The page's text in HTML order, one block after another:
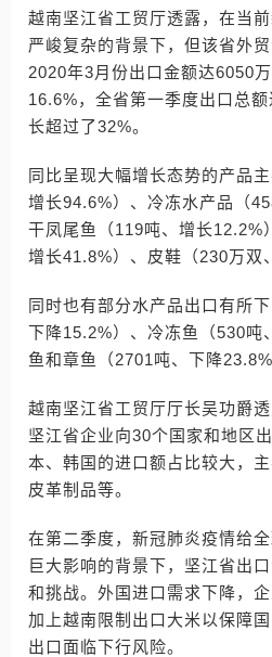
越南坚江省工贸厅透露，在当
严峻复杂的背景下，但该省外
2020年3月份出口金额达6050
16.6%，全省第一季度出口总
长超过了32%。
同比呈现大幅增长态势的产品
增长94.6%）、冷冻水产品（
干凤尾鱼（119吨、增长12.2%
增长41.8%）、皮鞋（230万双
同时也有部分水产品出口有所
下降15.2%）、冷冻鱼（530吨
鱼和章鱼（2701吨、下降23.8%
越南坚江省工贸厅厅长吴功爵
坚江省企业向30个国家和地区
本、韩国的进口额占比较大，
皮革制品等。
在第二季度，新冠肺炎疫情给
巨大影响的背景下，坚江省出
和挑战。外国进口需求下降，
加上越南限制出口大米以保障
出口面临下行风险。